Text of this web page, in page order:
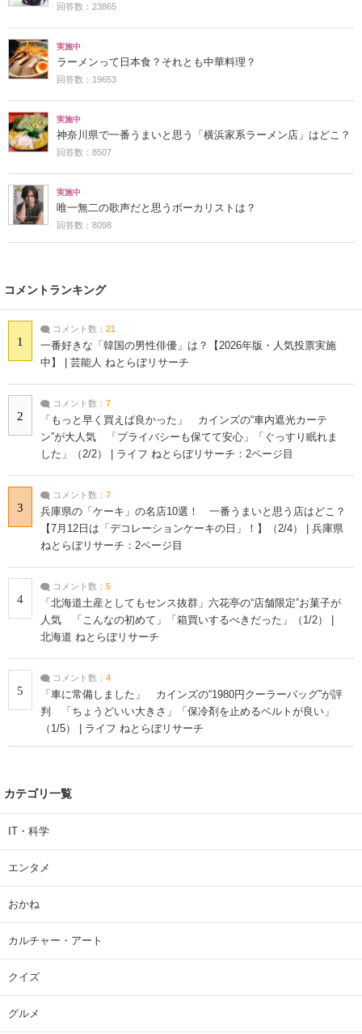
回答数：23865
実施中
ラーメンって日本食？それとも中華料理？
回答数：19653
実施中
神奈川県で一番うまいと思う「横浜家系ラーメン店」はどこ？
回答数：8507
実施中
唯一無二の歌声だと思うボーカリストは？
回答数：8098
コメントランキング
1
コメント数： 21
一番好きな「韓国の男性俳優」は？【2026年版・人気投票実施
中】 | 芸能人 ねとらぼリサーチ
2
コメント数： 7
「もっと早く買えば良かった」 カインズの“車内遮光カーテ
ン”が大人気 「プライバシーも保てて安心」「ぐっすり眠れま
した」（2/2） | ライフ ねとらぼリサーチ：2ページ目
3
コメント数： 7
兵庫県の「ケーキ」の名店10選！ 一番うまいと思う店はどこ？
【7月12日は「デコレーションケーキの日」！】（2/4） | 兵庫県
ねとらぼリサーチ：2ページ目
4
コメント数： 5
「北海道土産としてもセンス抜群」六花亭の“店舗限定”お菓子が
人気 「こんなの初めて」「箱買いするべきだった」（1/2） |
北海道 ねとらぼリサーチ
5
コメント数： 4
「車に常備しました」 カインズの“1980円クーラーバッグ”が評
判 「ちょうどいい大きさ」「保冷剤を止めるベルトが良い」
（1/5） | ライフ ねとらぼリサーチ
カテゴリ一覧
IT・科学
エンタメ
おかね
カルチャー・アート
クイズ
グルメ